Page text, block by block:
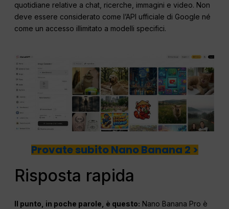
quotidiane relative a chat, ricerche, immagini e video. Non
deve essere considerato come l’API ufficiale di Google né
come un accesso illimitato a modelli specifici.
Provate subito Nano Banana 2 >
Risposta rapida
Il punto, in poche parole, è questo: Nano Banana Pro è